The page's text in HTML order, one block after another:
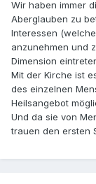
Wir haben immer
Aberglauben zu
Interessen
anzunehmen und
Dimension
Mit der Kirche ist
des einzelnen
Heilsangebot
Und da sie von
trauen den ersten